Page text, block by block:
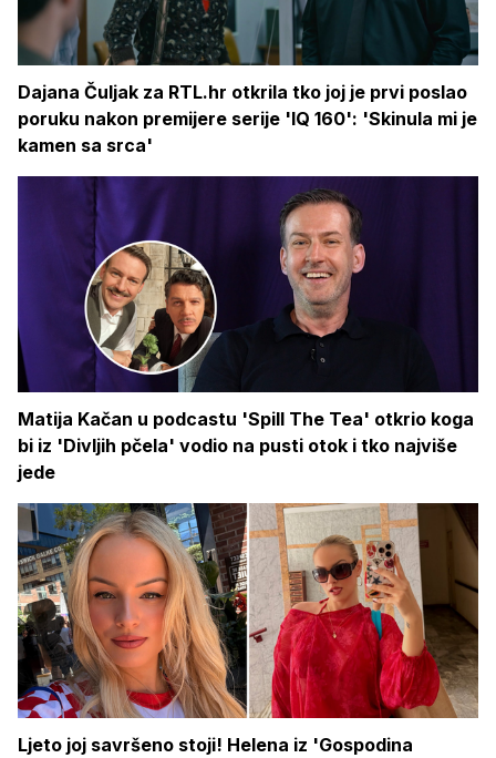
Dajana Čuljak za RTL.hr otkrila tko joj je prvi poslao
poruku nakon premijere serije 'IQ 160': 'Skinula mi je
kamen sa srca'
Matija Kačan u podcastu 'Spill The Tea' otkrio koga
bi iz 'Divljih pčela' vodio na pusti otok i tko najviše
jede
Ljeto joj savršeno stoji! Helena iz 'Gospodina